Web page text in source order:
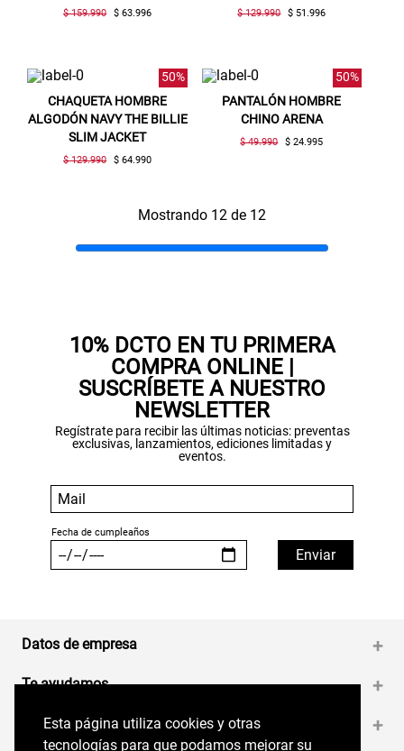
Esta página utiliza cookies y otras
tecnologías para que podamos mejorar su
Esta página utiliza cookies y otras
tecnologías para que podamos mejorar su
$ 159.990 $ 63.996 $ 129.990 $ 51.996
50%
CHAQUETA HOMBRE
ALGODÓN NAVY THE BILLIE
SLIM JACKET
$ 129.990 $ 64.990
50%
PANTALÓN HOMBRE
CHINO ARENA
$ 49.990 $ 24.995
Mostrando 12 de 12
10% DCTO EN TU PRIMERA
COMPRA ONLINE |
SUSCRÍBETE A NUESTRO
NEWSLETTER
Regístrate para recibir las últimas noticias: preventas
exclusivas, lanzamientos, ediciones limitadas y
eventos.
Datos de empresa +
Te ayudamos +
Medios de pago +